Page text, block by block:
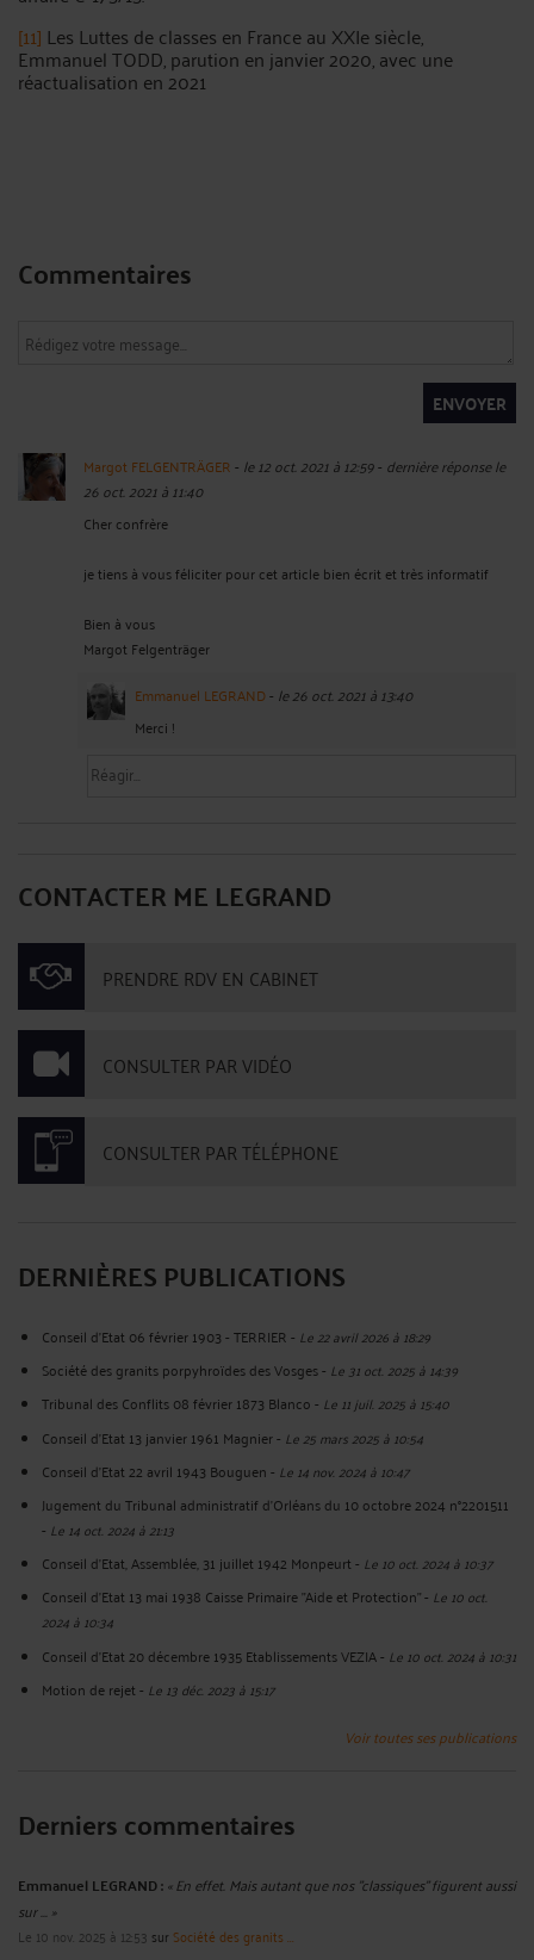
[11] Les Luttes de classes en France au XXIe siècle,
Emmanuel TODD, parution en janvier 2020, avec une
réactualisation en 2021
Commentaires
ENVOYER
Margot FELGENTRÄGER- le 12 oct. 2021 à 12:59- dernière réponse le
26 oct. 2021 à 11:40
Cher confrère
je tiens à vous féliciter pour cet article bien écrit et très informatif
Bien à vous
Margot Felgenträger
Emmanuel LEGRAND- le 26 oct. 2021 à 13:40
Merci !
CONTACTER ME LEGRAND
PRENDRE RDV EN CABINET
CONSULTER PAR VIDÉO
CONSULTER PAR TÉLÉPHONE
DERNIÈRES PUBLICATIONS
Conseil d'Etat 06 février 1903 - TERRIER- Le 22 avril 2026 à 18:29
Société des granits porpyhroïdes des Vosges- Le 31 oct. 2025 à 14:39
Tribunal des Conflits 08 février 1873 Blanco- Le 11 juil. 2025 à 15:40
Conseil d'Etat 13 janvier 1961 Magnier- Le 25 mars 2025 à 10:54
Conseil d'Etat 22 avril 1943 Bouguen- Le 14 nov. 2024 à 10:47
Jugement du Tribunal administratif d'Orléans du 10 octobre 2024 n°2201511
- Le 14 oct. 2024 à 21:13
Conseil d'Etat, Assemblée, 31 juillet 1942 Monpeurt- Le 10 oct. 2024 à 10:37
Conseil d'Etat 13 mai 1938 Caisse Primaire "Aide et Protection"- Le 10 oct.
2024 à 10:34
Conseil d'Etat 20 décembre 1935 Etablissements VEZIA- Le 10 oct. 2024 à 10:31
Motion de rejet- Le 13 déc. 2023 à 15:17
Voir toutes ses publications
Derniers commentaires
Emmanuel LEGRAND :« En effet. Mais autant que nos "classiques" figurent aussi
sur ... »
Le 10 nov. 2025 à 12:53 sur Société des granits ...